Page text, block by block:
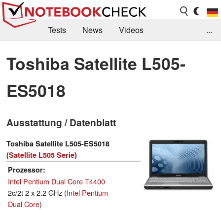
Tests News
Videos
Kaufberatung
Deals Suche
Jobs
Forum
...
Toshiba Satellite L505-
ES5018
Ausstattung / Datenblatt
Toshiba Satellite L505-ES5018
(Satellite L505 Serie)
Prozessor
Intel Pentium Dual Core T4400
2c/2t 2 x 2.2 GHz (Intel Pentium
Dual Core)